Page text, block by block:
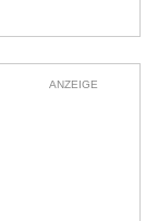
ANZEIGE